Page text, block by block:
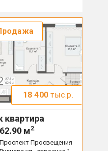
18 400 тыс.р.
квартира
62.90 м2
Проспект Просвещения